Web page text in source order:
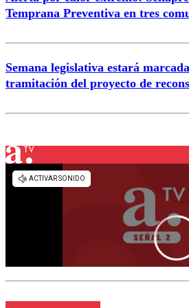
Temprana Preventiva en tres
Semana legislativa estará
tramitación del proyecto de